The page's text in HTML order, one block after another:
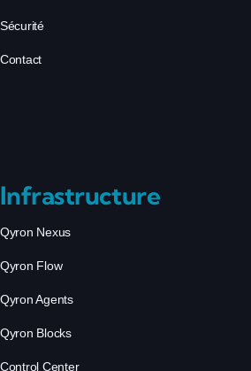
Sécurité
Contact
Infrastructure
Qyron Nexus
Qyron Flow
Qyron Agents
Qyron Blocks
Control Center